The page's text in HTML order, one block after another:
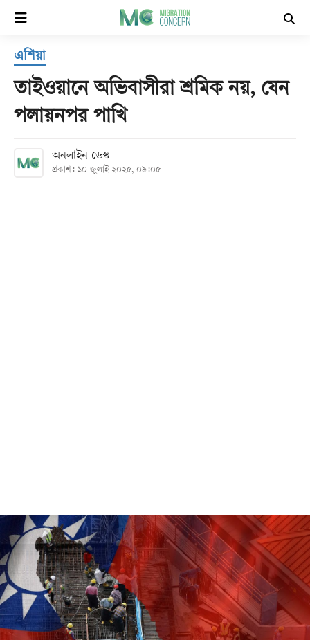
হোম
সর্বশেষ
বিভাগ
এশিয়া
তাইওয়ানে অভিবাসীরা শ্রমিক নয়, যেন
পলায়নপর পাখি
অনলাইন ডেস্ক
প্রকাশ: ১০ জুলাই ২০২৫, ০৯:০৫